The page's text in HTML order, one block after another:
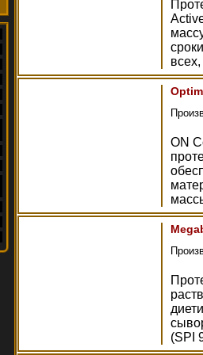
ON
(SPI